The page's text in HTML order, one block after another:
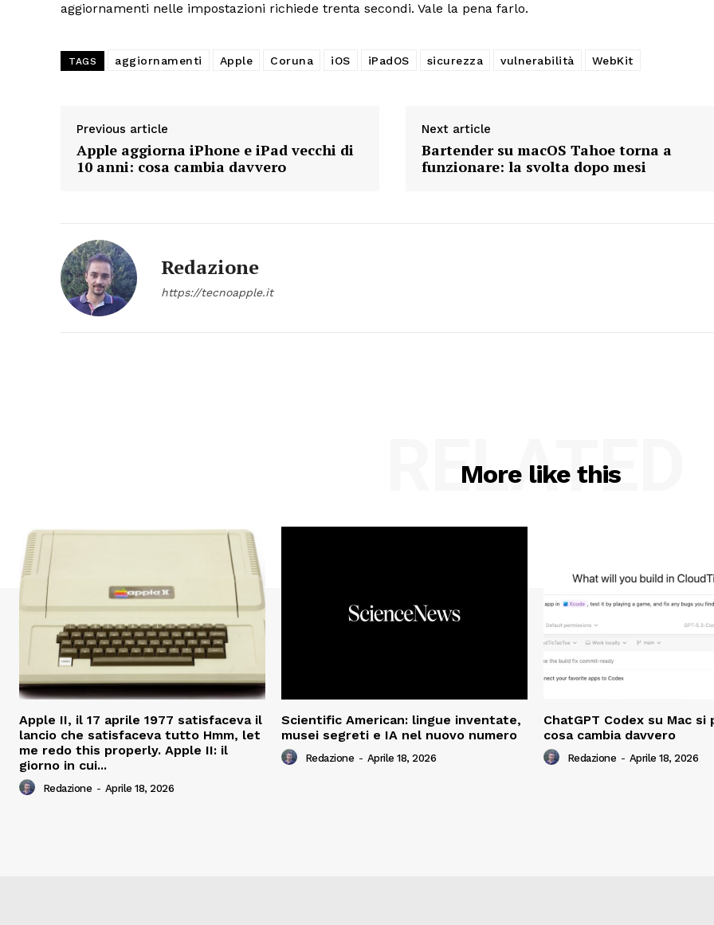
aggiornamenti nelle impostazioni richiede trenta secondi. Vale la pena farlo.
TAGS aggiornamenti Apple Coruna iOS iPadOS sicurezza vulnerabilità WebKit
Previous article
Apple aggiorna iPhone e iPad vecchi di
10 anni: cosa cambia davvero
Next article
Bartender su macOS Tahoe torna a
funzionare: la svolta dopo mesi
Redazione
https://tecnoapple.it
More like this
RELATED
Apple II, il 17 aprile 1977 satisfaceva il
lancio che satisfaceva tutto Hmm, let
me redo this properly. Apple II: il
giorno in cui...
Redazione - Aprile 18, 2026
Scientific American: lingue inventate,
musei segreti e IA nel nuovo numero
Redazione - Aprile 18, 2026
ChatGPT Codex su Mac si
cosa cambia davvero
Redazione - Aprile 18, 2026